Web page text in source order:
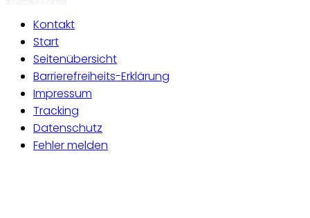
Kontakt
Start
Seitenübersicht
Barrierefreiheits-Erklärung
Impressum
Tracking
Datenschutz
Fehler melden